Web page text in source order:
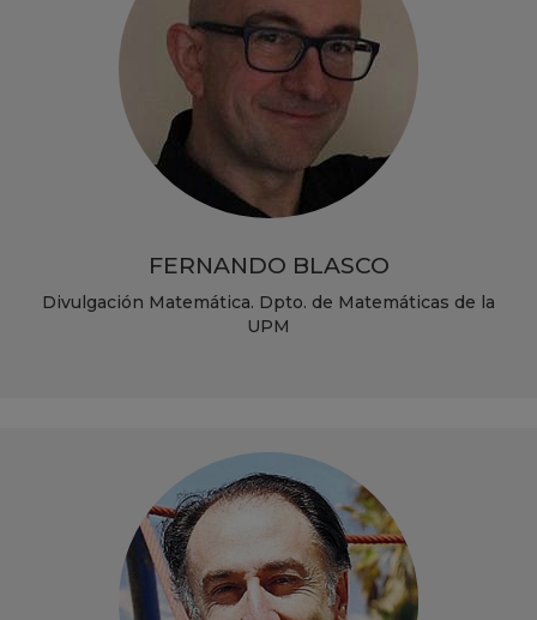
FERNANDO BLASCO
Divulgación Matemática. Dpto. de Matemáticas de la
UPM